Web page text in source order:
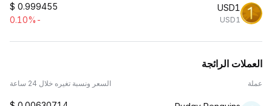
USD1
USD1
$ 0.999455
-0.10%
العملات الرائجة
عملة السعر ونسبة تغيره خلال 24 ساعة